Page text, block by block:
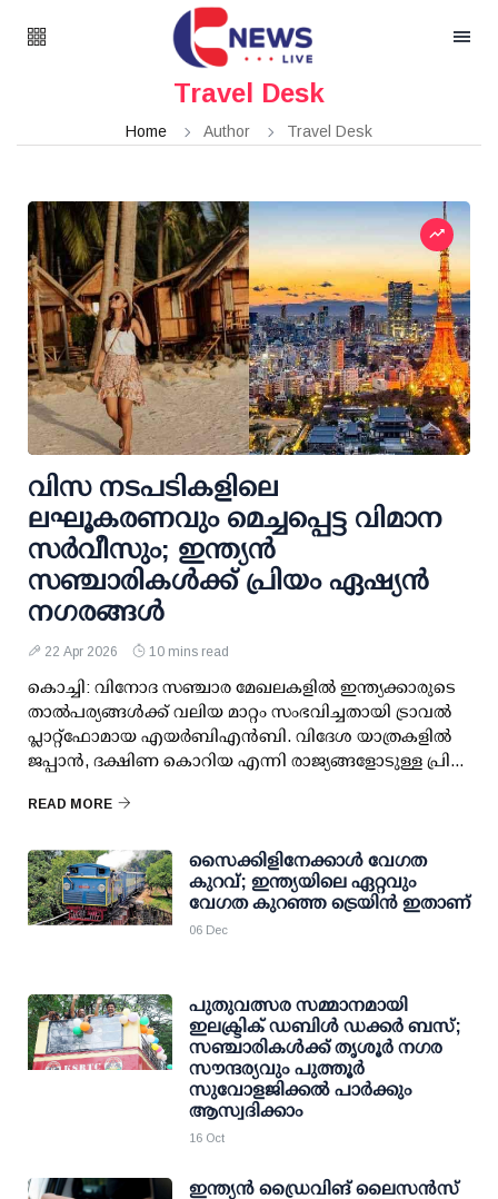
Travel Desk
Home Author Travel Desk
വിസ നടപടികളിലെ
ലഘൂകരണവും മെച്ചപ്പെട്ട വിമാന
സര്‍വീസും; ഇന്ത്യന്‍
സഞ്ചാരികള്‍ക്ക് പ്രിയം ഏഷ്യന്‍
നഗരങ്ങള്‍
22 Apr 2026 10 mins read
കൊച്ചി: വിനോദ സഞ്ചാര മേഖലകളില്‍ ഇന്ത്യക്കാരുടെ
താല്‍പര്യങ്ങള്‍ക്ക് വലിയ മാറ്റം സംഭവിച്ചതായി ട്രാവല്‍
പ്ലാറ്റ്ഫോമായ എയര്‍ബിഎന്‍ബി. വിദേശ യാത്രകളില്‍
ജപ്പാന്‍, ദക്ഷിണ കൊറിയ എന്നി രാജ്യങ്ങളോടുള്ള പ്രി...
READ MORE
സൈക്കിളിനേക്കാള്‍ വേഗത
കുറവ്; ഇന്ത്യയിലെ ഏറ്റവും
വേഗത കുറഞ്ഞ ട്രെയിന്‍ ഇതാണ്
06 Dec
പുതുവത്സര സമ്മാനമായി
ഇലക്ട്രിക് ഡബിള്‍ ഡക്കര്‍ ബസ്;
സഞ്ചാരികള്‍ക്ക് തൃശൂര്‍ നഗര
സൗന്ദര്യവും പുത്തൂര്‍
സുവോളജിക്കല്‍ പാര്‍ക്കും
ആസ്വദിക്കാം
16 Oct
ഇന്ത്യന്‍ ഡ്രൈവിങ് ലൈസന്‍സ്